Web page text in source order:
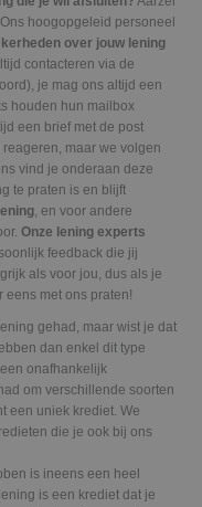
hoogopgeleid personeel
over jouw lening
contacteren via de
je mag ons altijd een
houden hun mailbox
een brief met de post
maar we volgen
vind je onderaan deze
te praten is en blijft
, en voor andere
Onze lening experts
feedback die jij
als voor jou, dus als je
eens met ons praten!
gehad, maar wist je dat
dan enkel dit type
onafhankelijk
om verschillende soorten
een uniek krediet. We
die je ook bij ons
is ineens een heel
is een krediet dat je